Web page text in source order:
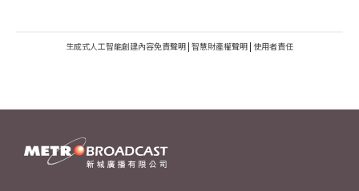
生成式人工智能創建內容免責聲明 | 智慧財產權聲明 | 使用者責任